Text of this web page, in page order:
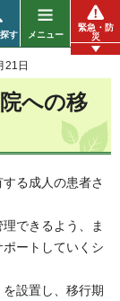
す メニュー
緊急・防
災
21日
への移
る成人の患者さ
できるよう、ま
ートしていくシ
設置し、移行期